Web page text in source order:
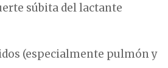
súbita del lactante
(especialmente pulmón y